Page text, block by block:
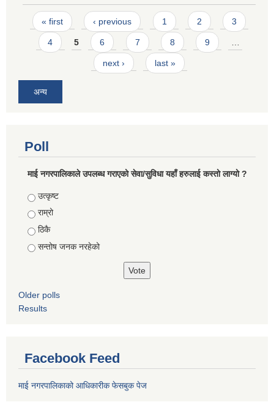
Pages
« first ‹ previous 1 2 3
4 5 6 7 8 9 …
next › last »
अन्य
Poll
माई नगरपालिकाले उपलब्ध गराएको सेवा/सुविधा यहाँ हरुलाई कस्तो लाग्यो ?
Choices
उत्कृष्ट
राम्रो
ठिकै
सन्तोष जनक नरहेको
Older polls
Results
Facebook Feed
माई नगरपालिकाको आधिकारीक फेसबुक पेज